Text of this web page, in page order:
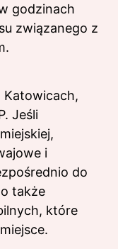
godzinach
związanego z
Katowicach,
Jeśli
i
do
także
które